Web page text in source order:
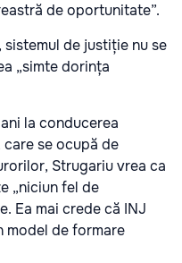
de oportunitate”.
de justiție nu se
„simte dorința
la conducerea
se ocupă de
Strugariu vrea ca
„niciun fel de
Ea mai crede că INJ
model de formare